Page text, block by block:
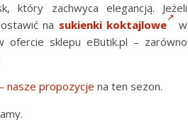
który zachwyca elegancją. Jeżeli
na sukienki koktajlowe
w
ofercie sklepu eButik.pl – zarówno
nasze propozycje na ten sezon.